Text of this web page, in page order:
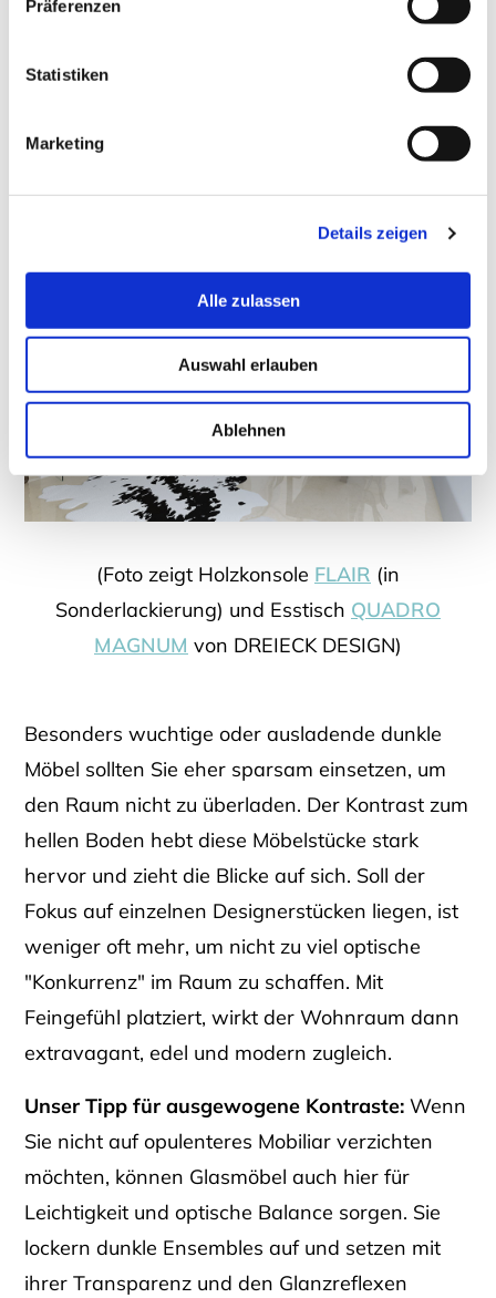
Präferenzen
Statistiken
Marketing
Details zeigen
Alle zulassen
Auswahl erlauben
Ablehnen
Farbtemperaturen harmonieren: Warme
Holztöne des Bodens sollten idealerweise mit
Möbeln in ebenfalls warmen Dunkeltönen
kombiniert werden, da kalte, dunkle Farben
sonst unschön hervorstechen könnten. Dies gilt
insbesondere für sehr dunkle oder schwarze
(Foto zeigt Holzkonsole FLAIR (in
Sonderlackierung) und Esstisch QUADRO
MAGNUM von DREIECK DESIGN)
Besonders wuchtige oder ausladende dunkle
Möbel sollten Sie eher sparsam einsetzen, um
den Raum nicht zu überladen. Der Kontrast zum
hellen Boden hebt diese Möbelstücke stark
hervor und zieht die Blicke auf sich. Soll der
Fokus auf einzelnen Designerstücken liegen, ist
weniger oft mehr, um nicht zu viel optische
"Konkurrenz" im Raum zu schaffen. Mit
Feingefühl platziert, wirkt der Wohnraum dann
extravagant, edel und modern zugleich.
Unser Tipp für ausgewogene Kontraste: Wenn
Sie nicht auf opulenteres Mobiliar verzichten
möchten, können Glasmöbel auch hier für
Leichtigkeit und optische Balance sorgen. Sie
lockern dunkle Ensembles auf und setzen mit
ihrer Transparenz und den Glanzreflexen